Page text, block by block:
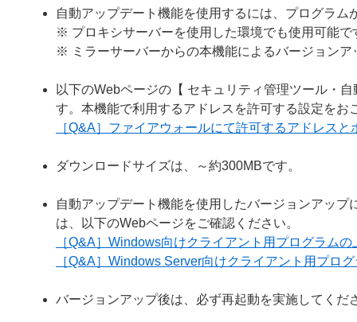
自動アップデート機能を使用するには、プログラ
※ プロキシサーバーを使用した環境でも使用可能で
※ ミラーサーバーからの本機能によるバージョンア
以下のWebページの【 セキュリティ管理ツール・
す。本機能で利用するアドレスを許可する設定をお
［Q&A］ファイアウォールにて許可するアドレス
ダウンロードサイズは、～約300MBです。
自動アップデート機能を使用したバージョンアッ
は、以下のWebページをご確認ください。
［Q&A］Windows向けクライアント用プログラム
［Q&A］Windows Server向けクライアント用プロ
バージョンアップ後は、必ず再起動を実施してくだ